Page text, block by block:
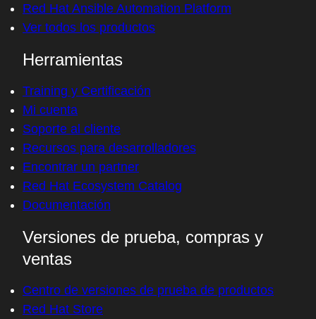
Red Hat Ansible Automation Platform
Ver todos los productos
Herramientas
Training y Certificación
Mi cuenta
Soporte al cliente
Recursos para desarrolladores
Encontrar un partner
Red Hat Ecosystem Catalog
Documentación
Versiones de prueba, compras y
ventas
Centro de versiones de prueba de productos
Red Hat Store